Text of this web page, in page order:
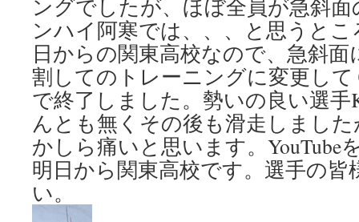
ングでしたが、ほぼ全員が急斜
ンハイ阿寒では、、、と思うと
日からの関東高校なので、急斜
割してのトレーニングに変更し
で終了しました。勢いの良い選
んとも無くその後も滑走しまし
かしら痛いと思います。YouTube
明日から関東高校です。選手の皆
い。